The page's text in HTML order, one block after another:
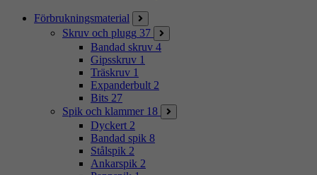
Förbrukningsmaterial
Skruv och plugg 37
Bandad skruv 4
Gipsskruv 1
Träskruv 1
Expanderbult 2
Bits 27
Spik och klammer 18
Dyckert 2
Bandad spik 8
Stålspik 2
Ankarspik 2